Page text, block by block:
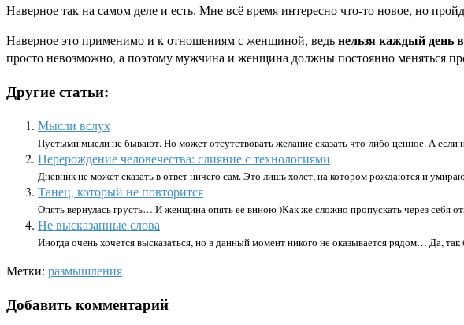
Наверное так на самом деле и есть. Мне всё время интересно что-то новое, но
Наверное это применимо и к отношениям с женщиной, ведьнельзя каждый день
просто невозможно, а поэтому мужчина и женщина должны постоянно меняться
Другие статьи:
Мысли вслух
Пустыми мысли не бывают. Но может отсутствовать желание сказать что-либо ценное. А
Перерождение человечества: слияние с технологиями
Дневник не может сказать в ответ ничего сам. Это лишь холст, на котором рождаются и
Танец, который не повторится
Опять вернулась грусть… И женщина опять её виною )Как же сложно пропускать через себя
Не высказанные слова
Иногда очень хочется высказаться, но в данный момент никого не оказывается рядом… Да,
Метки: размышления
Добавить комментарий